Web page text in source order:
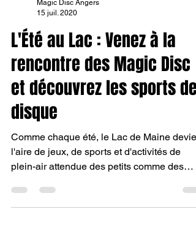
15 juil. 2020
L'Été au Lac : Venez à la
rencontre des Magic Disc
et découvrez les sports de
disque
Comme chaque été, le Lac de Maine
plein-air attendue des petits comme des
plus...